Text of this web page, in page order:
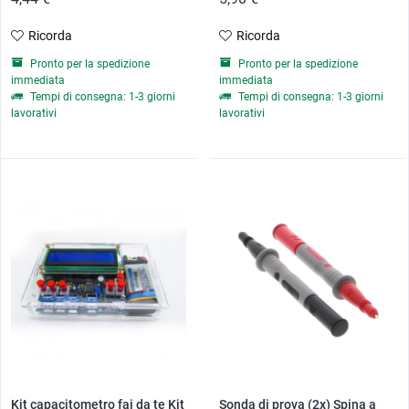
Ricorda
Pronto per la spedizione
immediata
Tempi di consegna: 1-3 giorni
lavorativi
Ricorda
Pronto per la spedizione
immediata
Tempi di consegna: 1-3 giorni
lavorativi
Kit capacitometro fai da te Kit
Sonda di prova (2x) Spina a